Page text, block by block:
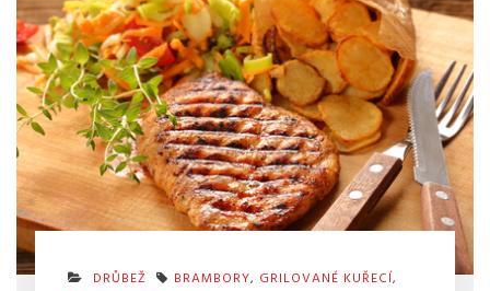
DRŮBEŽ BRAMBORY, GRILOVANÉ KUŘECÍ,